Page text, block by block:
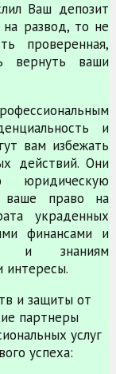
Ваш депозит
развод, то не
проверенная,
вернуть ваши
и
вам избежать
действий. Они
юридическую
ваше право на
украденных
финансами и
и знаниям
интересы.
и защиты от
партнеры
услуг
успеха: